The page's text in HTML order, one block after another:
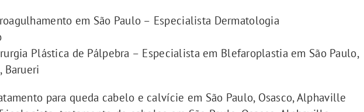
em São Paulo – Especialista Dermatologia
Plástica de Pálpebra – Especialista em Blefaroplastia em São Paulo,
Barueri
para queda cabelo e calvície em São Paulo, Osasco, Alphaville